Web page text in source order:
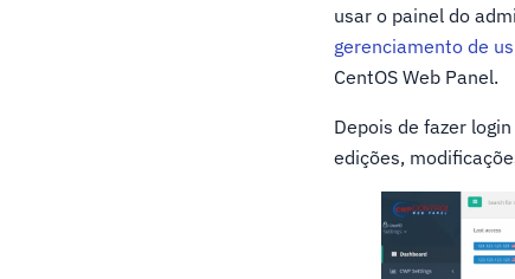
usar o painel do
gerenciamento de
CentOS Web Panel.
Depois de fazer
edições,